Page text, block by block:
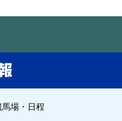
場・日程